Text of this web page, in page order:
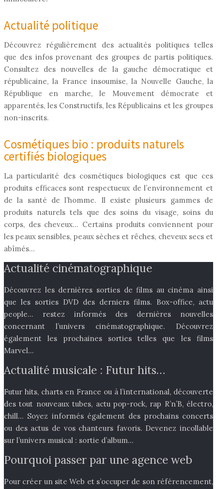
Actualité politique
Découvrez régulièrement des actualités politiques telles
que des infos provenant des groupes de partis politiques.
Consultez des nouvelles de la gauche démocratique et
républicaine, la France insoumise, la Nouvelle Gauche, la
République en marche, le Mouvement démocrate et
apparentés, les Constructifs, les Républicains et les groupes
non-inscrits.
Cosmétiques bio : produits naturels
certifiés biologiques
La particularité des cosmétiques biologiques est que ces
produits efficaces sont respectueux de l’environnement et
de la santé de l’homme. Il existe plusieurs gammes de
produits naturels tels que des soins du visage, soins du
corps, des cheveux… Certains produits conviennent pour
les peaux sensibles, peaux sèches et rêches, cheveux secs et
abîmés…
Actualité cinématographique
Découvrez les dernières sorties de films au cinéma ainsi
que les sorties DVD des derniers films. Box-office, actu
people… restez informés des dernières nouvelles
concernant l’univers cinématographique. Découvrez
également les prochaines sorties telles que les films
Marvel…
Actualité musicale : Futur hits…
Futur hits, charts en France ou à l’international, découverte
des tout nouveaux tubes, actu pop-rock, rap R’n’B, électro,
chill… Soyez informés également des prochains concerts
ou des actus de vos chanteurs favoris. Devenez incollable
sur l’univers musical : sortie d’album…
Pourquoi passer par une agence web
Pour créer un site Web et s’occuper de son référencement,